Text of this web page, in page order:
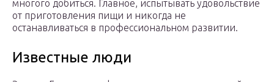
многого добиться. Главное, испытывать удовольствие
от приготовления пищи и никогда не
останавливаться в профессиональном развитии.
Известные люди